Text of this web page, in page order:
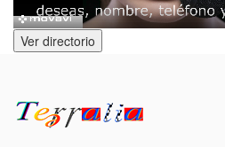
Ver directorio